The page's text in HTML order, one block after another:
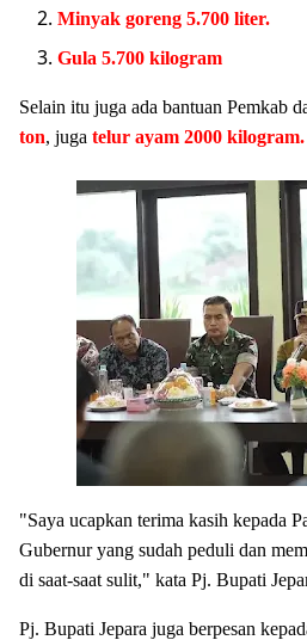
Minyak goreng 5.700 liter.
Gula 5.700 kilogram
Selain itu juga ada bantuan Pemkab
ton, juga telur ayam 2000 kilogram.
"Saya ucapkan terima kasih kepada
Gubernur yang sudah peduli dan
di saat-saat sulit," kata Pj. Bupati
Pj. Bupati Jepara juga berpesan